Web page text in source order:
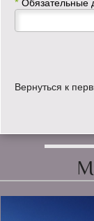
Обязательные
Вернуться к